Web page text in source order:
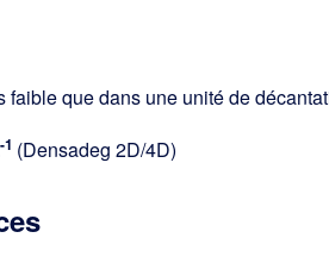
faible que dans une unité de
-1 (Densadeg 2D/4D)